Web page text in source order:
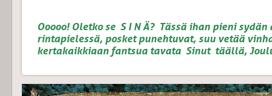
Ooooo! Oletko se S I N Ä? Tässä ihan pieni
rintapielessä, posket punehtuvat, suu vetää
kertakaikkiaan fantsua tavata Sinut täällä,